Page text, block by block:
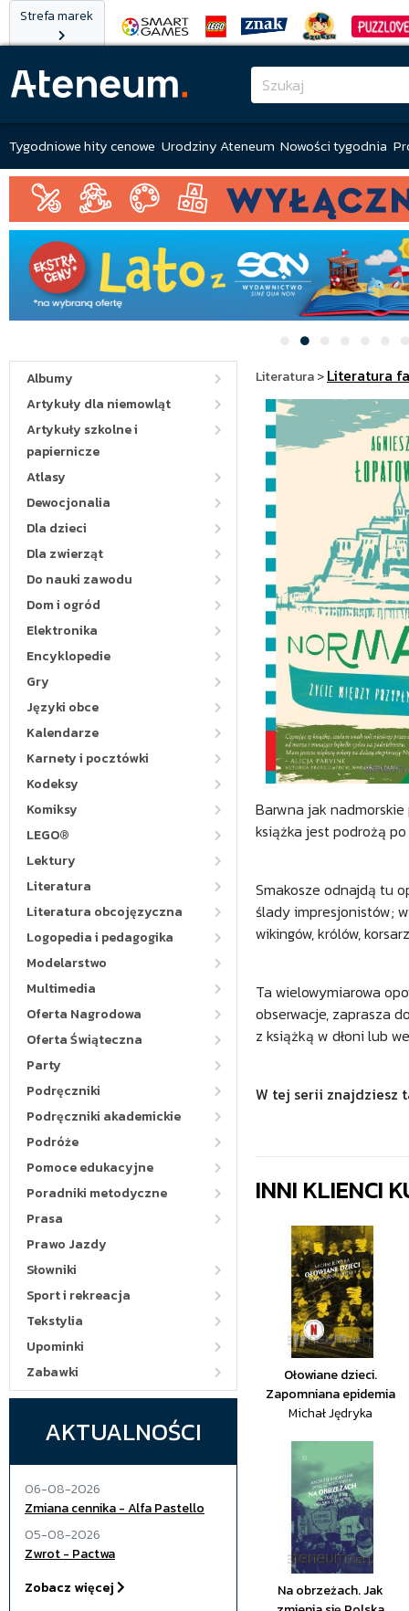
Strefa marek
Tygodniowe hity cenowe Urodziny Ateneum Nowości tygodnia
Albumy
Artykuły dla niemowląt
Artykuły szkolne i
papiernicze
Atlasy
Dewocjonalia
Dla dzieci
Dla zwierząt
Do nauki zawodu
Dom i ogród
Elektronika
Encyklopedie
Gry
Języki obce
Kalendarze
Karnety i pocztówki
Kodeksy
Komiksy
LEGO®
Lektury
Literatura
Literatura obcojęzyczna
Logopedia i pedagogika
Modelarstwo
Multimedia
Oferta Nagrodowa
Oferta Świąteczna
Party
Podręczniki
Podręczniki akademickie
Podróże
Pomoce edukacyjne
Poradniki metodyczne
Prasa
Prawo Jazdy
Słowniki
Sport i rekreacja
Tekstylia
Upominki
Zabawki
AKTUALNOŚCI
06-08-2026
Zmiana cennika - Alfa Pastello
05-08-2026
Zwrot - Pactwa
Zobacz więcej
Literatura>Literatura
Barwna jak
książka jest podrożą
Smakosze odnajdą tu
ślady impresjonistów;
wikingów, królów,
Ta wielowymiarowa
obserwacje, zaprasza
z książką w dłoni lub
W tej serii znajdziesz
INNI KLIENCI
Ołowiane dzieci.
Zapomniana epidemia
Michał Jędryka
Na obrzeżach. Jak